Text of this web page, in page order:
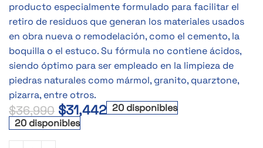
producto especialmente formulado para facilitar el
retiro de residuos que generan los materiales usados
en obra nueva o remodelación, como el cemento, la
boquilla o el estuco. Su fórmula no contiene ácidos,
siendo óptimo para ser empleado en la limpieza de
piedras naturales como mármol, granito, quarztone,
pizarra, entre otros.
$36,990 $31,442 20 disponibles
20 disponibles